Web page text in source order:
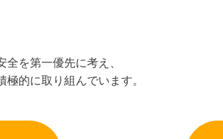
を第一優先に考え、
的に取り組んでいます。